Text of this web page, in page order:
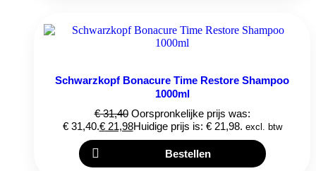
Schwarzkopf Bonacure Time Restore Shampoo
1000ml
€31,40 Oorspronkelijke prijs was:
€ 31,40.€21,98Huidige prijs is: € 21,98. excl. btw
Bestellen